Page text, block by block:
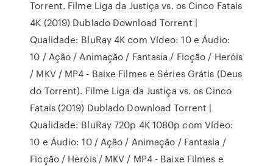
Torrent. Filme Liga da Justiça vs. os Cinco Fatais
4K (2019) Dublado Download Torrent |
Qualidade: BluRay 4K com Vídeo: 10 e Áudio:
10 / Ação / Animação / Fantasia / Ficção / Heróis
/ MKV / MP4 - Baixe Filmes e Séries Grátis (Deus
do Torrent). Filme Liga da Justiça vs. os Cinco
Fatais (2019) Dublado Download Torrent |
Qualidade: BluRay 720p 4K 1080p com Vídeo:
10 e Áudio: 10 / Ação / Animação / Fantasia /
Ficção / Heróis / MKV / MP4 - Baixe Filmes e